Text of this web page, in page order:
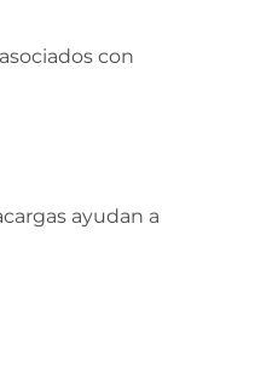
con
ayudan a